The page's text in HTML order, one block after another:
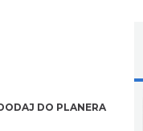
DO PLANERA